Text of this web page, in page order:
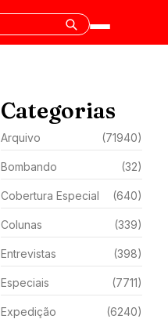
Categorias
Arquivo (71940)
Bombando (32)
Cobertura Especial (640)
Colunas (339)
Entrevistas (398)
Especiais (7711)
Expedição (6240)